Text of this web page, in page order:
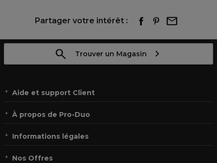
Partager votre intérêt :
Trouver un Magasin
Aide et support Client
À propos de Pro-Duo
Informations légales
Nos Offres